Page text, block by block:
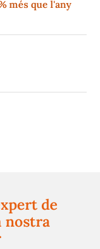
més que l'any
de
nostra